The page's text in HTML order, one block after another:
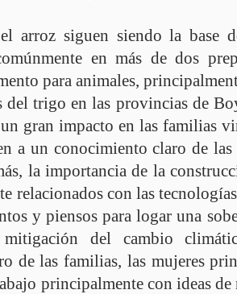
arroz siguen siendo la base
en más de dos
para animales,
trigo en las provincias de
gran impacto en las familias
a un conocimiento claro de
la importancia de la
relacionados con las
y piensos para logar una
del cambio
de las familias, las mujeres
principalmente con ideas